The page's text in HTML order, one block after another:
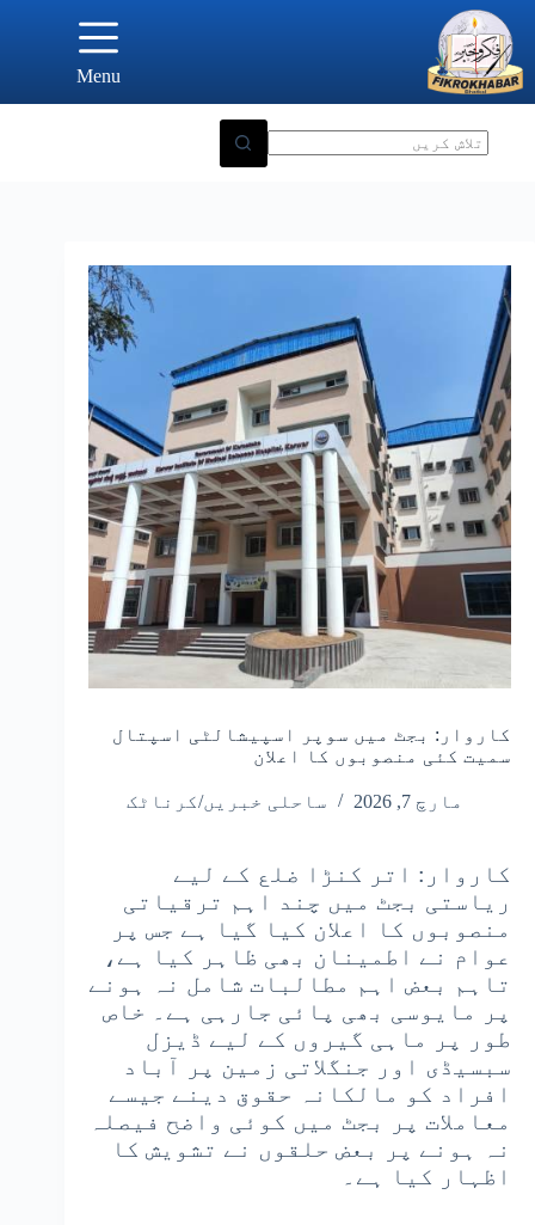
content
Menu
کاروار: بجٹ میں سوپر اسپیشالٹی اسپتال
سمیت کئی منصوبوں کا اعلان
مارچ 7, 2026 ساحلی خبریں/کرناٹک
کاروار: اتر کنڑا ضلع کے لیے
ریاستی بجٹ میں چند اہم ترقیاتی
منصوبوں کا اعلان کیا گیا ہے جس پر
عوام نے اطمینان بھی ظاہر کیا ہے،
تاہم بعض اہم مطالبات شامل نہ ہونے
پر مایوسی بھی پائی جارہی ہے۔ خاص
طور پر ماہی گیروں کے لیے ڈیزل
سبسیڈی اور جنگلاتی زمین پر آباد
افراد کو مالکانہ حقوق دینے جیسے
معاملات پر بجٹ میں کوئی واضح فیصلہ
نہ ہونے پر بعض حلقوں نے تشویش کا
اظہار کیا ہے۔